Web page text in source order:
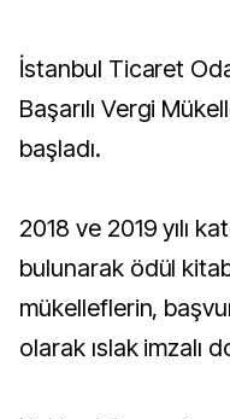
İstanbul Ticaret Odası’nın (İTO) 2018-2019 yılı
Başarılı Vergi
başladı.
2018 ve 2019 yılı
bulunarak ödül
mükelleflerin,
olarak ıslak imzalı